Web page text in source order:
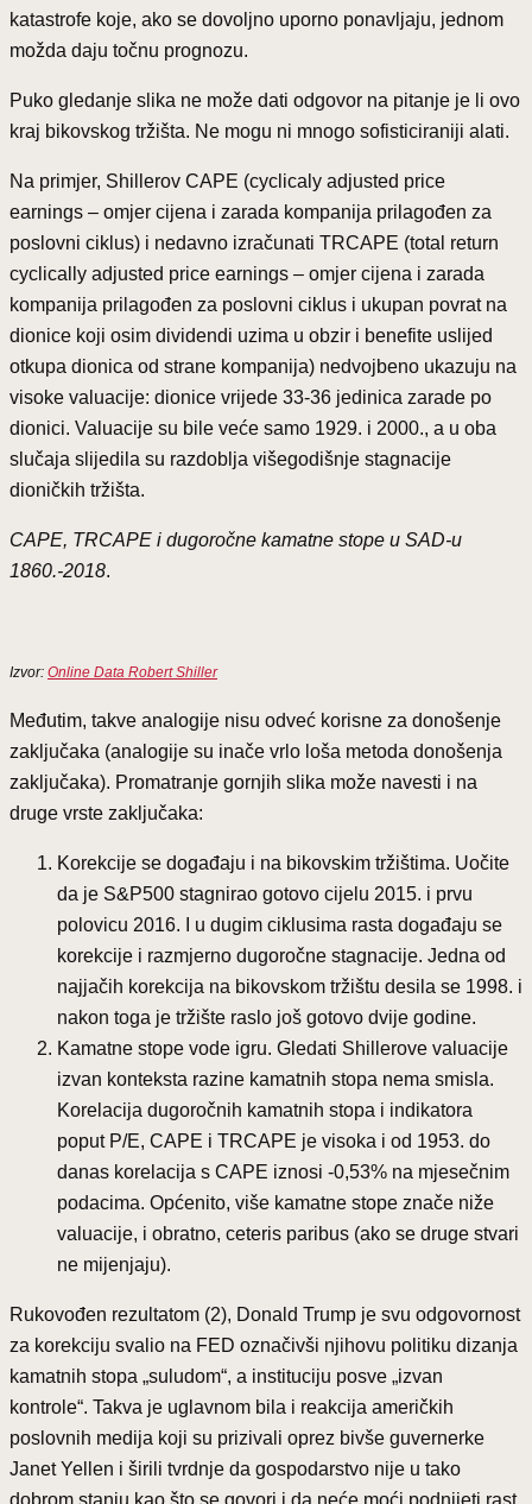
katastrofe koje, ako se dovoljno uporno ponavljaju, jednom
možda daju točnu prognozu.
Puko gledanje slika ne može dati odgovor na pitanje je li ovo
kraj bikovskog tržišta. Ne mogu ni mnogo sofisticiraniji alati.
Na primjer, Shillerov CAPE (cyclicaly adjusted price
earnings – omjer cijena i zarada kompanija prilagođen za
poslovni ciklus) i nedavno izračunati TRCAPE (total return
cyclically adjusted price earnings – omjer cijena i zarada
kompanija prilagođen za poslovni ciklus i ukupan povrat na
dionice koji osim dividendi uzima u obzir i benefite uslijed
otkupa dionica od strane kompanija) nedvojbeno ukazuju na
visoke valuacije: dionice vrijede 33-36 jedinica zarade po
dionici. Valuacije su bile veće samo 1929. i 2000., a u oba
slučaja slijedila su razdoblja višegodišnje stagnacije
dioničkih tržišta.
CAPE, TRCAPE i dugoročne kamatne stope u SAD-u
1860.-2018.
Izvor: Online Data Robert Shiller
Međutim, takve analogije nisu odveć korisne za donošenje
zaključaka (analogije su inače vrlo loša metoda donošenja
zaključaka). Promatranje gornjih slika može navesti i na
druge vrste zaključaka:
Korekcije se događaju i na bikovskim tržištima. Uočite
da je S&P500 stagnirao gotovo cijelu 2015. i prvu
polovicu 2016. I u dugim ciklusima rasta događaju se
korekcije i razmjerno dugoročne stagnacije. Jedna od
najjačih korekcija na bikovskom tržištu desila se 1998. i
nakon toga je tržište raslo još gotovo dvije godine.
Kamatne stope vode igru. Gledati Shillerove valuacije
izvan konteksta razine kamatnih stopa nema smisla.
Korelacija dugoročnih kamatnih stopa i indikatora
poput P/E, CAPE i TRCAPE je visoka i od 1953. do
danas korelacija s CAPE iznosi -0,53% na mjesečnim
podacima. Općenito, više kamatne stope znače niže
valuacije, i obratno, ceteris paribus (ako se druge stvari
ne mijenjaju).
Rukovođen rezultatom (2), Donald Trump je svu odgovornost
za korekciju svalio na FED označivši njihovu politiku dizanja
kamatnih stopa „suludom“, a instituciju posve „izvan
kontrole“. Takva je uglavnom bila i reakcija američkih
poslovnih medija koji su prizivali oprez bivše guvernerke
Janet Yellen i širili tvrdnje da gospodarstvo nije u tako
dobrom stanju kao što se govori i da neće moći podnijeti rast